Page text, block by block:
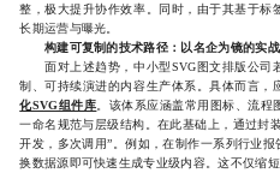
整，极大提升协作效率。同时，由于其基于
长期运营与曝光。
构建可复制的技术路径：以名企为镜的实
面对上述趋势，中小型SVG图文排版公司
制、可持续演进的内容生产体系。具体而言
化SVG组件库 。该体系应涵盖常用图标、流
一命名规范与层级结构。在此基础上，通过封
开发，多次调用”。例如，在制作一系列行业
换数据源即可快速生成专业级内容。这不仅缩